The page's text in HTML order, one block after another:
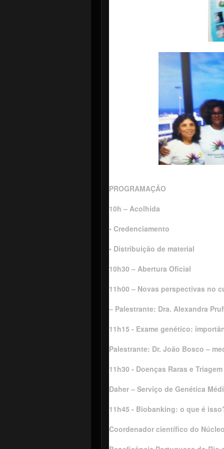
PROGRAMAÇÃO
10h – Acolhida
• Credenciamento
• Distribuição de material
10h30 – Abertura Oficial
11h00 – Novas perspectivas no
– Palestrante: Dra. Alexandra
11h15 - Exame genético:
Palestrante: Dr. João Bosco –
11h30 - Doenças Raras e
Daher – Serviço de Genética
11h45 - Biobanking: o que é
Coordenador científico do